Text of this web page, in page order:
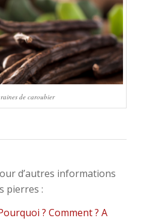
de caroubier
d’autres informations
pierres :
? Comment ? A